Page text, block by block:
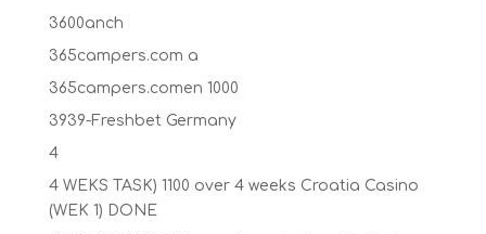
3600anch
365campers.com a
365campers.comen 1000
3939-Freshbet Germany
4
4 WEKS TASK) 1100 over 4 weeks Croatia Casino
(WEK 1) DONE